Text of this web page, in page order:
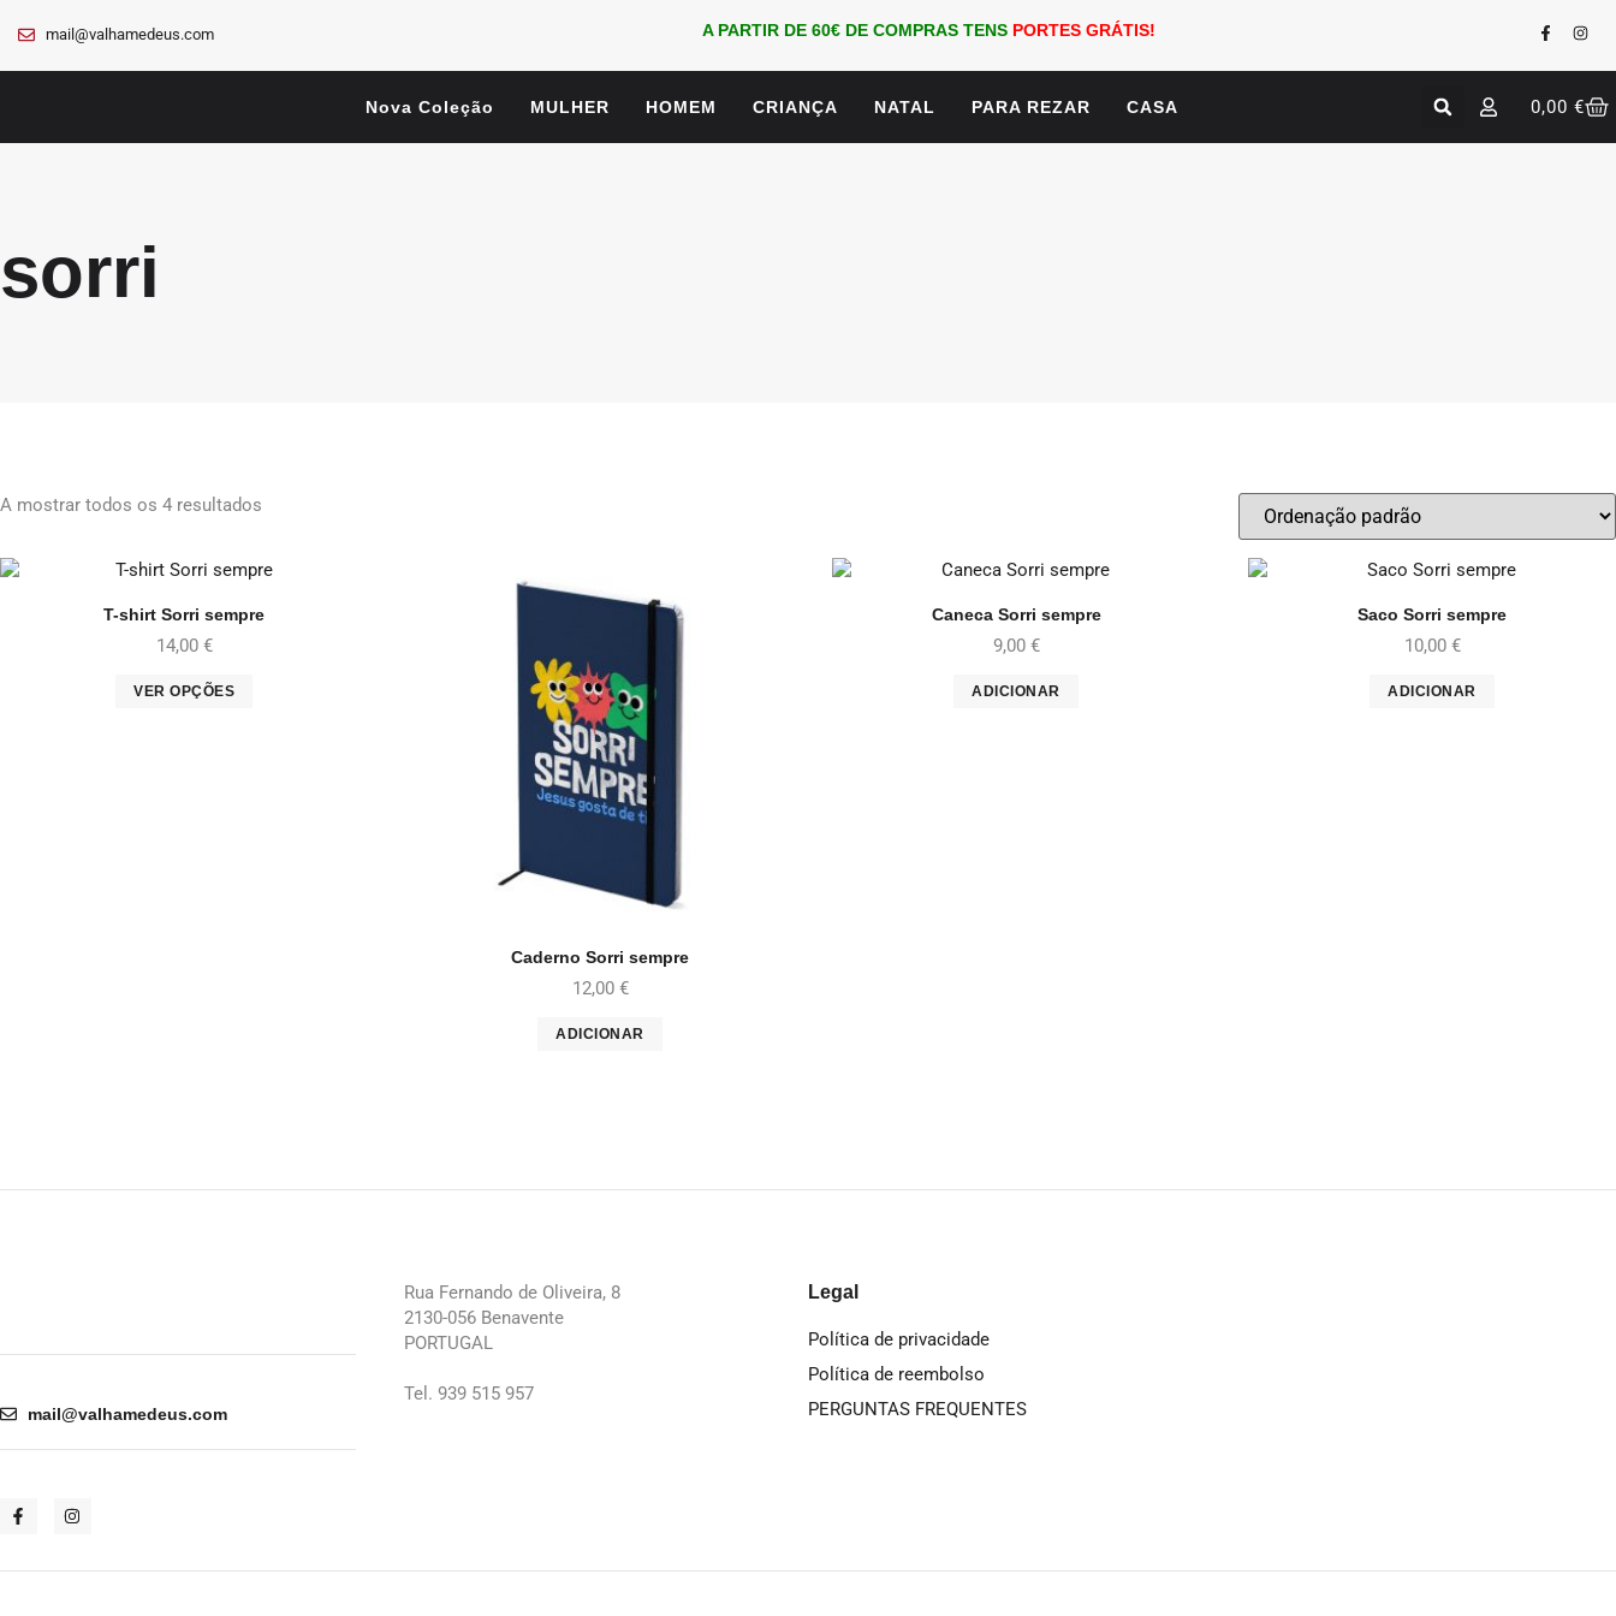
mail@valhamedeus.com A PARTIR DE 60€ DE COMPRAS TENS PORTES GRÁTIS!
Nova Coleção MULHER HOMEM CRIANÇA NATAL PARA REZAR CASA 0,00€
sorri
A mostrar todos os 4 resultados
T-shirt Sorri sempre
14,00 €
VER OPÇÕES
Caderno Sorri sempre
12,00 €
ADICIONAR
Caneca Sorri sempre
9,00 €
ADICIONAR
Saco Sorri sempre
10,00 €
ADICIONAR
mail@valhamedeus.com
Rua Fernando de Oliveira, 8
2130-056 Benavente
PORTUGAL
Tel. 939 515 957
Legal
Política de privacidade
Política de reembolso
PERGUNTAS FREQUENTES